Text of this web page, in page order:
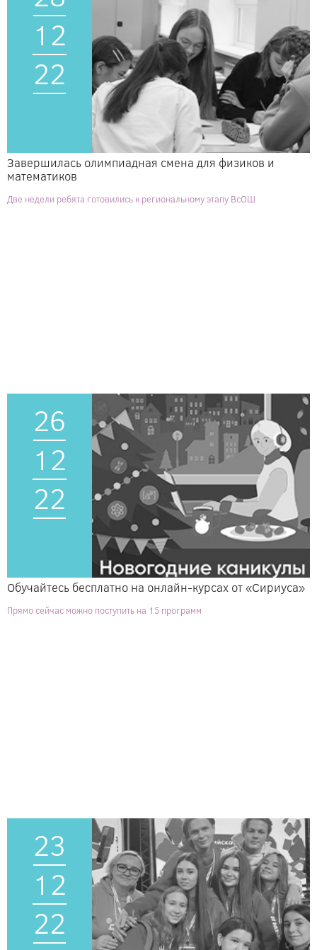
12
22
Завершилась олимпиадная смена для физиков и
математиков
Две недели ребята готовились к региональному этапу ВсОШ
26
12
22
Обучайтесь бесплатно на онлайн-курсах от «Сириуса»
Прямо сейчас можно поступить на 15 программ
23
12
22